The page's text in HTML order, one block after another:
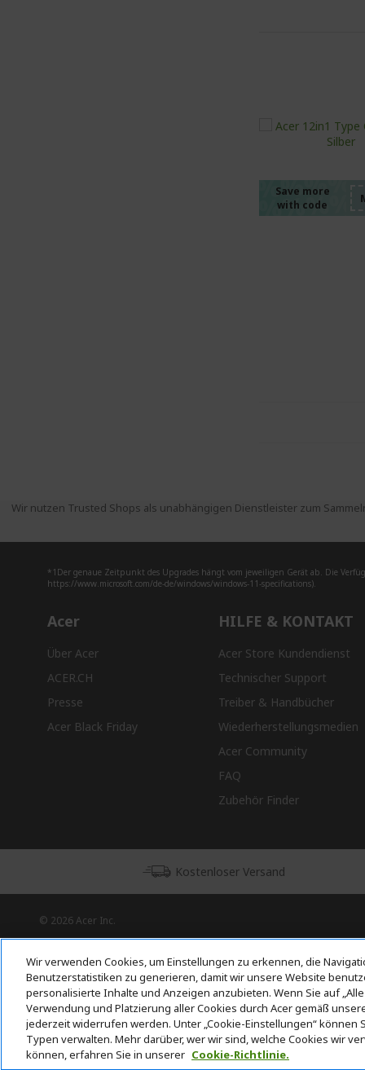
Save more
with code
Wir nutzen Trusted Shops als unabhängigen Dienstleister zum
*1Der genaue Zeitpunkt des Upgrades hängt vom jeweiligen Gerät ab. Die
https://www.microsoft.com/de-de/windows/windows-11-specifications).
Acer
Über Acer
ACER.CH
Presse
Acer Black Friday
HILFE & KONTAKT
Acer Store Kundendienst
Technischer Support
Treiber & Handbücher
Wiederherstellungsmedien
Acer Community
FAQ
Zubehör Finder
Kostenloser Versand
© 2026 Acer Inc.
CPYou BV ist der autorisierte Wiederverkäufer und Händler der
Produkte und Dienstleistungen, die in diesem Shop angeboten
werden.
Wir verwenden Cookies, um Einstellungen zu erkennen, die
Benutzerstatistiken zu generieren, damit wir unsere Website
personalisierte Inhalte und Anzeigen anzubieten. Wenn Sie auf
Verwendung und Platzierung aller Cookies durch Acer gemäß
jederzeit widerrufen werden. Unter „Cookie-Einstellungen“
Typen verwalten. Mehr darüber, wer wir sind, welche Cookies wir
können, erfahren Sie in unserer Cookie-Richtlinie.